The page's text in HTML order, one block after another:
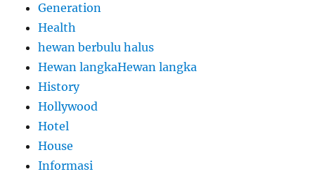
Generation
Health
hewan berbulu halus
Hewan langkaHewan langka
History
Hollywood
Hotel
House
Informasi